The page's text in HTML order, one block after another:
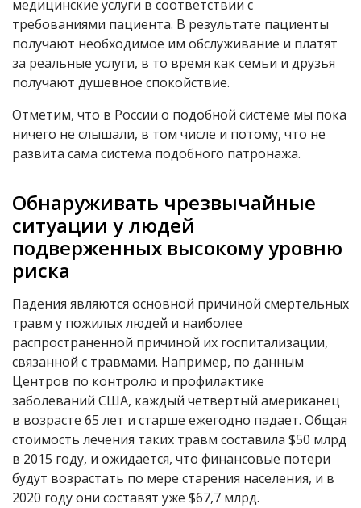
медицинские услуги в соответствии с
требованиями пациента. В результате пациенты
получают необходимое им обслуживание и платят
за реальные услуги, в то время как семьи и друзья
получают душевное спокойствие.
Отметим, что в России о подобной системе мы пока
ничего не слышали, в том числе и потому, что не
развита сама система подобного патронажа.
Обнаруживать чрезвычайные
ситуации у людей
подверженных высокому уровню
риска
Падения являются основной причиной смертельных
травм у пожилых людей и наиболее
распространенной причиной их госпитализации,
связанной с травмами. Например, по данным
Центров по контролю и профилактике
заболеваний США, каждый четвертый американец
в возрасте 65 лет и старше ежегодно падает. Общая
стоимость лечения таких травм составила $50 млрд
в 2015 году, и ожидается, что финансовые потери
будут возрастать по мере старения населения, и в
2020 году они составят уже $67,7 млрд.